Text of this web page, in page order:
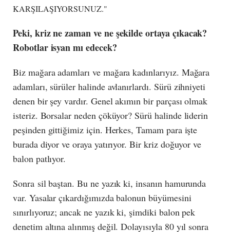
KARŞILAŞIYORSUNUZ."
Peki, kriz ne zaman ve ne şekilde ortaya çıkacak?
Robotlar isyan mı edecek?
Biz mağara adamları ve mağara kadınlarıyız. Mağara
adamları, sürüler halinde avlanırlardı. Sürü zihniyeti
denen bir şey vardır. Genel akımın bir parçası olmak
isteriz. Borsalar neden çöküyor? Sürü halinde liderin
peşinden gittiğimiz için. Herkes, Tamam para işte
burada diyor ve oraya yatırıyor. Bir kriz doğuyor ve
balon patlıyor.
Sonra sil baştan. Bu ne yazık ki, insanın hamurunda
var. Yasalar çıkardığımızda balonun büyümesini
sınırlıyoruz; ancak ne yazık ki, şimdiki balon pek
denetim altına alınmış değil. Dolayısıyla 80 yıl sonra